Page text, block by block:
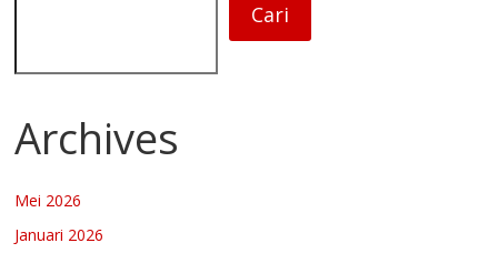
Cari
Archives
Mei 2026
Januari 2026